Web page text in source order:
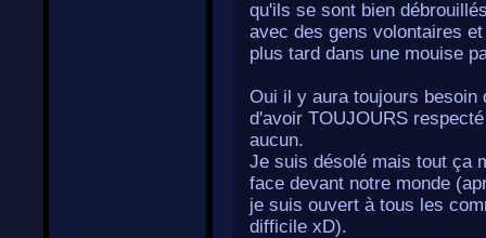
qu'ils se sont bien
avec des gens volontaires
plus tard dans une mouise
Oui il y aura toujours besoin
d'avoir TOUJOURS
aucun.
Je suis désolé mais tout ça
face devant notre monde
je suis ouvert à tous les
difficile xD).